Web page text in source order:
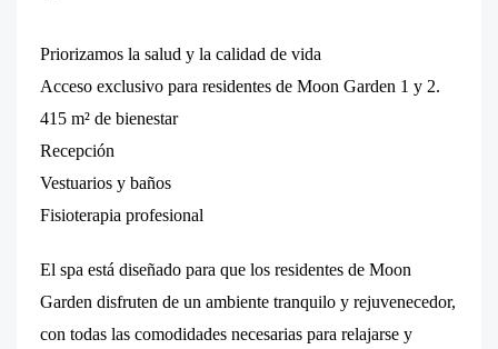
Priorizamos la salud y la calidad de vida
Acceso exclusivo para residentes de Moon Garden 1 y 2.
415 m² de bienestar
Recepción
Vestuarios y baños
Fisioterapia profesional
El spa está diseñado para que los residentes de Moon
Garden disfruten de un ambiente tranquilo y rejuvenecedor,
con todas las comodidades necesarias para relajarse y